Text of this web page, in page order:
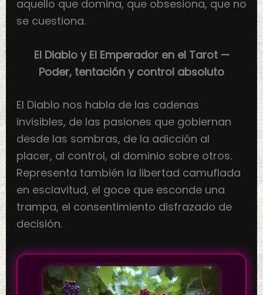
aquello que domina, que obsesiona, que no
se cuestiona.
El Diablo y El Emperador en el Tarot —
Poder, tentación y control absoluto
El Diablo nos habla de las cadenas
invisibles, de las pasiones que gobiernan
desde las sombras, de la adicción al
placer, al control, al dominio sobre otros.
Representa también la libertad camuflada
en esclavitud, el goce que esconde una
trampa, el consentimiento disfrazado de
decisión.